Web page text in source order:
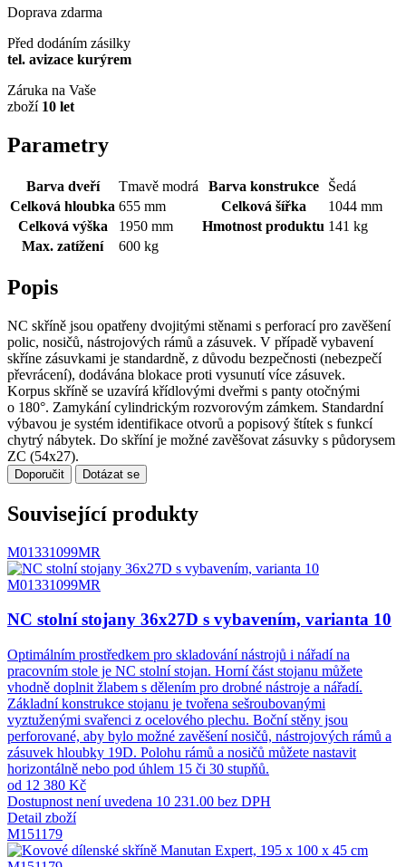
Doprava zdarma
Před dodáním zásilky
tel. avizace kurýrem
Záruka na Vaše
zboží 10 let
Parametry
Barva dveří Tmavě modrá Barva konstrukce
Šedá
Celková hloubka 655 mm Celková šířka
1044 mm
Celková výška
1950 mm Hmotnost produktu 141 kg
Max. zatížení
600 kg
Popis
NC skříně jsou opatřeny dvojitými stěnami s perforací pro zavěšení
polic, nosičů, nástrojových rámů a zásuvek. V případě vybavení
skříne zásuvkami je standardně, z důvodu bezpečnosti (nebezpečí
převrácení), dodávána blokace proti vysunutí více zásuvek.
Korpus skříně se uzavírá křídlovými dveřmi s panty otočnými
o 180°. Zamykání cylindrickým rozvorovým zámkem. Standardní
výbavou je systém identifikace otvorů a popisový štítek s funkcí
chytrý nábytek. Do skříní je možné zavěšovat zásuvky s půdorysem
ZC (54x27).
Doporučit Dotázat se
Související produkty
M01331099MR
M01331099MR
NC stolní stojany 36x27D s vybavením, varianta 10
Optimálním prostředkem pro skladování nástrojů i nářadí na
pracovním stole je NC stolní stojan. Horní část stojanu můžete
vhodně doplnit žlabem s dělením pro drobné nástroje a nářadí.
Základní konstrukce stojanu je tvořena sešroubovanými
vyztuženými svařenci z ocelového plechu. Boční stěny jsou
perforované, aby bylo možné zavěšení nosičů, nástrojových rámů a
zásuvek hloubky 19D. Polohu rámů a nosičů můžete nastavit
horizontálně nebo pod úhlem 15 či 30 stupňů.
od 12 380 Kč
Dostupnost není uvedena 10 231.00 bez DPH
Detail zboží
M151179